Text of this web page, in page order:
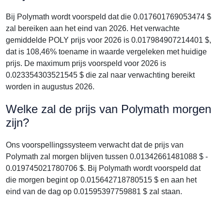
Bij Polymath wordt voorspeld dat die 0.017601769053474 $
zal bereiken aan het eind van 2026. Het verwachte
gemiddelde POLY prijs voor 2026 is 0.017984907214401 $,
dat is 108,46% toename in waarde vergeleken met huidige
prijs. De maximum prijs voorspeld voor 2026 is
0.023354303521545 $ die zal naar verwachting bereikt
worden in augustus 2026.
Welke zal de prijs van Polymath morgen
zijn?
Ons voorspellingssysteem verwacht dat de prijs van
Polymath zal morgen blijven tussen 0.01342661481088 $ -
0.019745021780706 $. Bij Polymath wordt voorspeld dat
die morgen begint op 0.015642718780515 $ en aan het
eind van de dag op 0.01595397759881 $ zal staan.